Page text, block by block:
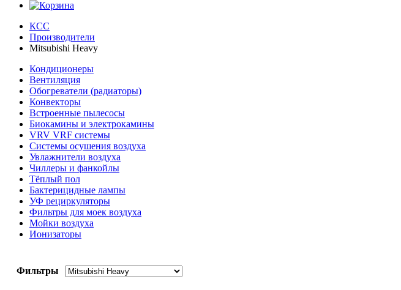
КСС
Производители
Mitsubishi Heavy
Кондиционеры
Вентиляция
Обогреватели (радиаторы)
Конвекторы
Встроенные пылесосы
Биокамины и электрокамины
VRV VRF системы
Системы осушения воздуха
Увлажнители воздуха
Чиллеры и фанкойлы
Тёплый пол
Бактерицидные лампы
УФ рециркуляторы
Фильтры для моек воздуха
Мойки воздуха
Ионизаторы
Фильтры